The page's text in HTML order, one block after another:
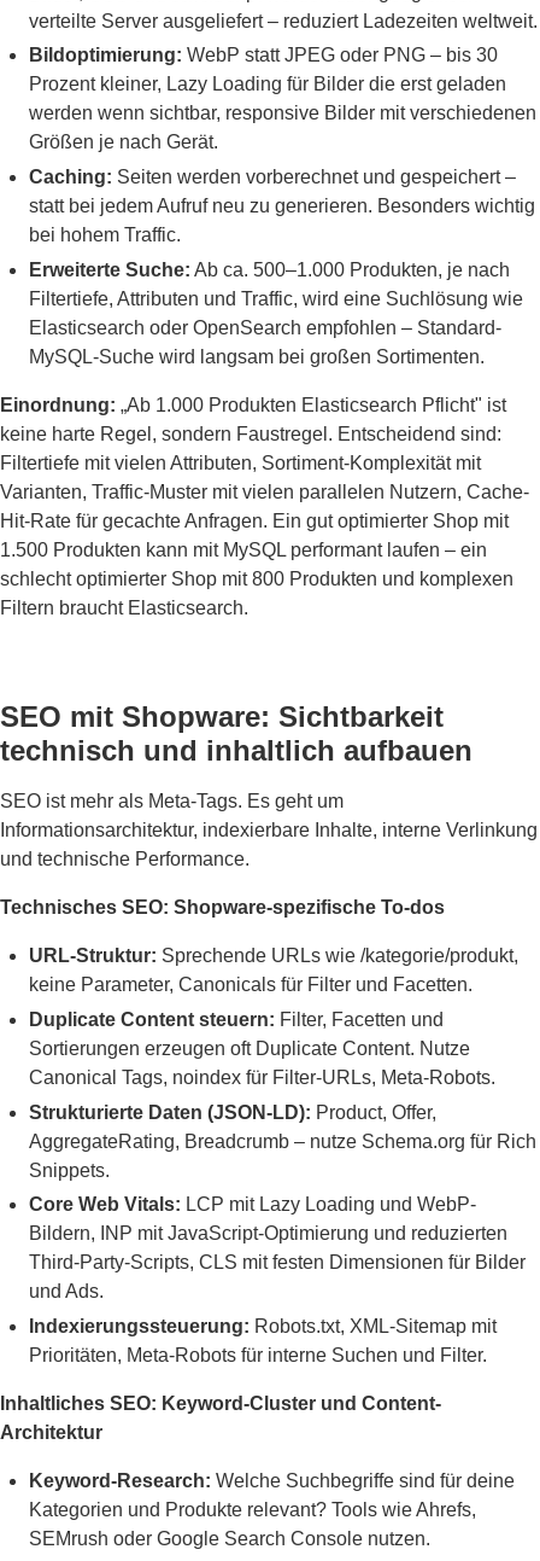
verteilte Server ausgeliefert – reduziert Ladezeiten weltweit.
Bildoptimierung: WebP statt JPEG oder PNG – bis 30
Prozent kleiner, Lazy Loading für Bilder die erst geladen
werden wenn sichtbar, responsive Bilder mit verschiedenen
Größen je nach Gerät.
Caching: Seiten werden vorberechnet und gespeichert –
statt bei jedem Aufruf neu zu generieren. Besonders wichtig
bei hohem Traffic.
Erweiterte Suche: Ab ca. 500–1.000 Produkten, je nach
Filtertiefe, Attributen und Traffic, wird eine Suchlösung wie
Elasticsearch oder OpenSearch empfohlen – Standard-
MySQL-Suche wird langsam bei großen Sortimenten.
Einordnung: „Ab 1.000 Produkten Elasticsearch Pflicht" ist
keine harte Regel, sondern Faustregel. Entscheidend sind:
Filtertiefe mit vielen Attributen, Sortiment-Komplexität mit
Varianten, Traffic-Muster mit vielen parallelen Nutzern, Cache-
Hit-Rate für gecachte Anfragen. Ein gut optimierter Shop mit
1.500 Produkten kann mit MySQL performant laufen – ein
schlecht optimierter Shop mit 800 Produkten und komplexen
Filtern braucht Elasticsearch.
SEO mit Shopware: Sichtbarkeit
technisch und inhaltlich aufbauen
SEO ist mehr als Meta-Tags. Es geht um
Informationsarchitektur, indexierbare Inhalte, interne Verlinkung
und technische Performance.
Technisches SEO: Shopware-spezifische To-dos
URL-Struktur: Sprechende URLs wie /kategorie/produkt,
keine Parameter, Canonicals für Filter und Facetten.
Duplicate Content steuern: Filter, Facetten und
Sortierungen erzeugen oft Duplicate Content. Nutze
Canonical Tags, noindex für Filter-URLs, Meta-Robots.
Strukturierte Daten (JSON-LD): Product, Offer,
AggregateRating, Breadcrumb – nutze Schema.org für Rich
Snippets.
Core Web Vitals: LCP mit Lazy Loading und WebP-
Bildern, INP mit JavaScript-Optimierung und reduzierten
Third-Party-Scripts, CLS mit festen Dimensionen für Bilder
und Ads.
Indexierungssteuerung: Robots.txt, XML-Sitemap mit
Prioritäten, Meta-Robots für interne Suchen und Filter.
Inhaltliches SEO: Keyword-Cluster und Content-
Architektur
Keyword-Research: Welche Suchbegriffe sind für deine
Kategorien und Produkte relevant? Tools wie Ahrefs,
SEMrush oder Google Search Console nutzen.